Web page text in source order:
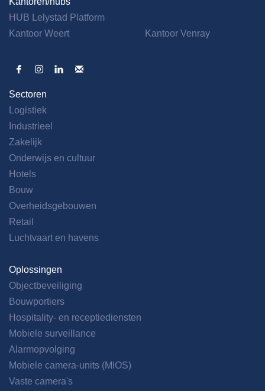
HUB Lelystad Platform
Kantoor Weert Kantoor Venray
Sectoren
Logistiek
Industrieel
Zakelijk
Onderwijs en cultuur
Hotels
Bouw
Overheidsgebouwen
Retail
Luchtvaart en havens
Oplossingen
Objectbeveiliging
Bouwportiers
Hospitality- en receptiediensten
Mobiele surveillance
Alarmopvolging
Mobiele camera-units (MIOS)
Vaste camera's